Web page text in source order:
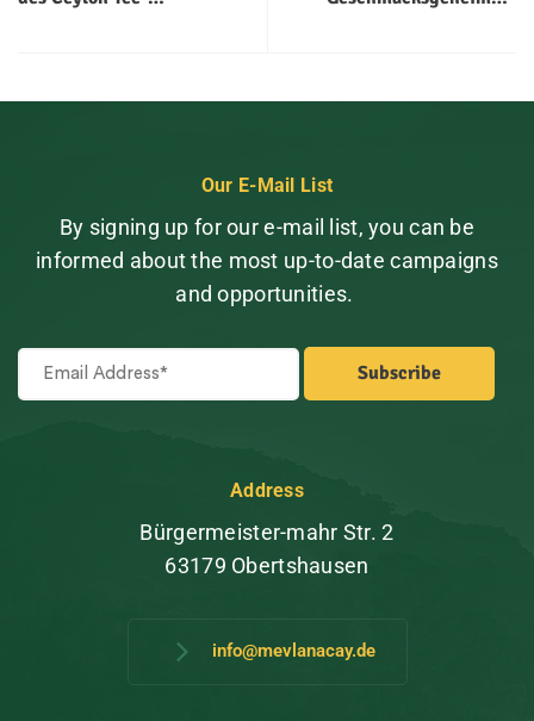
Our E-Mail List
By signing up for our e-mail list, you can be
informed about the most up-to-date campaigns
and opportunities.
Address
Bürgermeister-mahr Str. 2
63179 Obertshausen
info@mevlanacay.de